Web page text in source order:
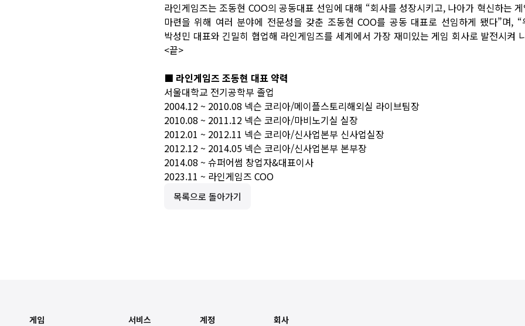
라인게임즈는 조동현 COO의 공동대표 선임에 대해 “회사를 성장시키고, 나아가 혁신하는
마련을 위해 여러 분야에 전문성을 갖춘 조동현 COO를 공동 대표로 선임하게 됐다”며,
박성민 대표와 긴밀히 협업해 라인게임즈를 세계에서 가장 재미있는 게임 회사로 발전시켜
<끝>
■ 라인게임즈 조동현 대표 약력
서울대학교 전기공학부 졸업
2004.12 ~ 2010.08 넥슨 코리아/메이플스토리해외실 라이브팀장
2010.08 ~ 2011.12 넥슨 코리아/마비노기실 실장
2012.01 ~ 2012.11 넥슨 코리아/신사업본부 신사업실장
2012.12 ~ 2014.05 넥슨 코리아/신사업본부 본부장
2014.08 ~ 슈퍼어썸 창업자&대표이사
2023.11 ~ 라인게임즈 COO
목록으로 돌아가기
게임
서비스
계정
회사